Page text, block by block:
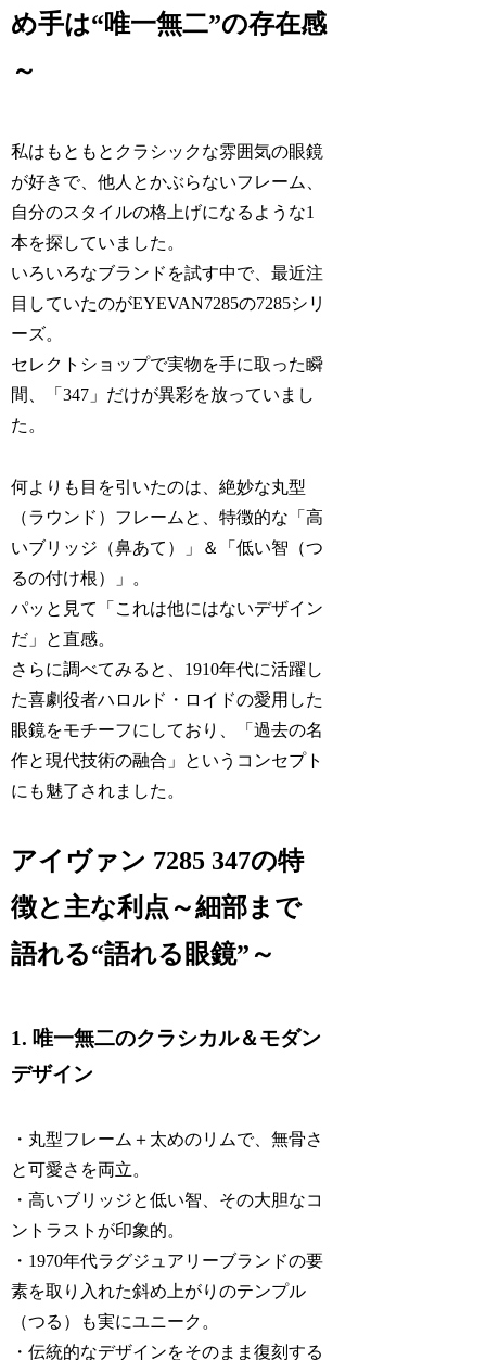
め手は“唯一無二”の存在感
～
私はもともとクラシックな雰囲気の眼鏡
が好きで、他人とかぶらないフレーム、
自分のスタイルの格上げになるような1
本を探していました。
いろいろなブランドを試す中で、最近注
目していたのがEYEVAN7285の7285シリ
ーズ。
セレクトショップで実物を手に取った瞬
間、「347」だけが異彩を放っていまし
た。
何よりも目を引いたのは、絶妙な丸型
（ラウンド）フレームと、特徴的な「高
いブリッジ（鼻あて）」＆「低い智（つ
るの付け根）」。
パッと見て「これは他にはないデザイン
だ」と直感。
さらに調べてみると、1910年代に活躍し
た喜劇役者ハロルド・ロイドの愛用した
眼鏡をモチーフにしており、「過去の名
作と現代技術の融合」というコンセプト
にも魅了されました。
アイヴァン 7285 347の特
徴と主な利点～細部まで
語れる“語れる眼鏡”～
1. 唯一無二のクラシカル＆モダン
デザイン
・丸型フレーム＋太めのリムで、無骨さ
と可愛さを両立。
・高いブリッジと低い智、その大胆なコ
ントラストが印象的。
・1970年代ラグジュアリーブランドの要
素を取り入れた斜め上がりのテンプル
（つる）も実にユニーク。
・伝統的なデザインをそのまま復刻する